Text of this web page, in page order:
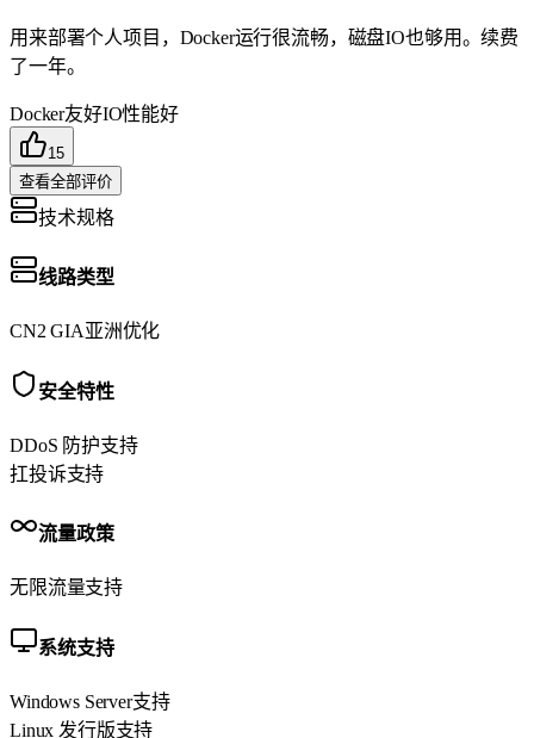
用来部署个人项目，Docker运行很流畅，磁盘IO也够用。续费
了一年。
Docker友好IO性能好
15
查看全部评价
技术规格
线路类型
CN2 GIA亚洲优化
安全特性
DDoS 防护支持
扛投诉支持
流量政策
无限流量支持
系统支持
Windows Server支持
Linux 发行版支持